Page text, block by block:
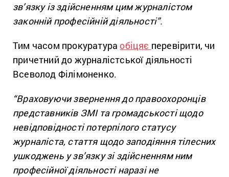
зв’язку із здійсненням цим журналістом
законній професійній діяльності”.
Тим часом прокуратура обіцяє перевірити, чи
причетний до журналістської діяльності
Всеволод Філімоненко.
“Враховуючи звернення до правоохоронців
представників ЗМІ та громадськості щодо
невідповідності потерпілого статусу
журналіста, стаття щодо заподіяння тілесних
ушкоджень у зв’язку зі здійсненням ним
професійної діяльності наразі не